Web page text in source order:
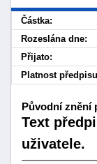
Částka:
Rozeslána dne:
Přijato:
Platnost
Původní znění
Text
uživatele.